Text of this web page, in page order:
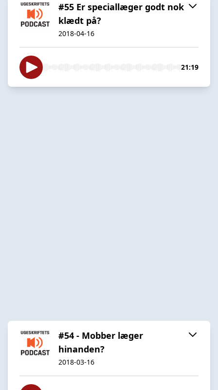
#55 Er speciallæger godt nok
klædt på?
2018-04-16
21:19
#54 - Mobber læger
hinanden?
2018-03-16